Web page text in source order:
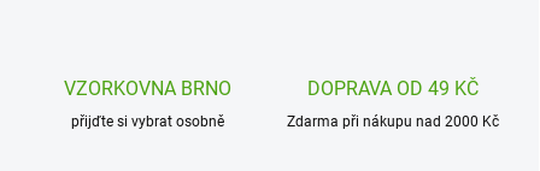
VZORKOVNA BRNO
přijďte si vybrat osobně
DOPRAVA OD 49 KČ
Zdarma při nákupu nad 2000 Kč